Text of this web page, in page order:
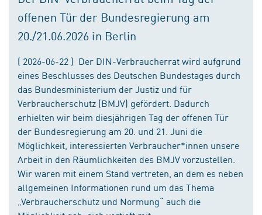
offenen Tür der Bundesregierung am
20./21.06.2026 in Berlin
( 2026-06-22 ) Der DIN-Verbraucherrat wird aufgrund
eines Beschlusses des Deutschen Bundestages durch
das Bundesministerium der Justiz und für
Verbraucherschutz (BMJV) gefördert. Dadurch
erhielten wir beim diesjährigen Tag der offenen Tür
der Bundesregierung am 20. und 21. Juni die
Möglichkeit, interessierten Verbraucher*innen unsere
Arbeit in den Räumlichkeiten des BMJV vorzustellen.
Wir waren mit einem Stand vertreten, an dem es neben
allgemeinen Informationen rund um das Thema
„Verbraucherschutz und Normung“ auch die